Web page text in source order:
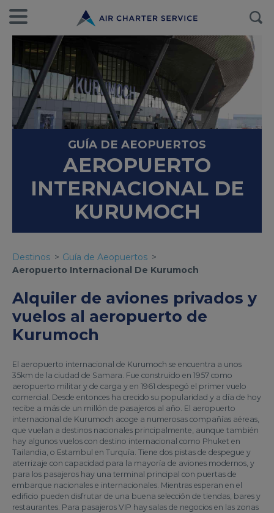
GUÍA DE AEOPUERTOS
AEROPUERTO
INTERNACIONAL DE
KURUMOCH
Destinos
Guía de Aeopuertos
Aeropuerto Internacional De Kurumoch
Alquiler de aviones privados y
vuelos al aeropuerto de
Kurumoch
El aeropuerto internacional de Kurumoch se encuentra a unos
35km de la ciudad de Samara. Fue construido en 1957 como
aeropuerto militar y de carga y en 1961 despegó el primer vuelo
comercial. Desde entonces ha crecido su popularidad y a día de hoy
recibe a más de un millón de pasajeros al año. El aeropuerto
internacional de Kurumoch acoge a numerosas compañías aéreas,
que vuelan a destinos nacionales principalmente, aunque también
hay algunos vuelos con destino internacional como Phuket en
Tailandia, o Estambul en Turquía. Tiene dos pistas de despegue y
aterrizaje con capacidad para la mayoría de aviones modernos, y
para los pasajeros hay una terminal principal con puertas de
embarque nacionales e internacionales. Mientras esperan en el
edificio pueden disfrutar de una buena selección de tiendas, bares y
restaurantes. Para pasajeros VIP hay salas de negocios en las zonas